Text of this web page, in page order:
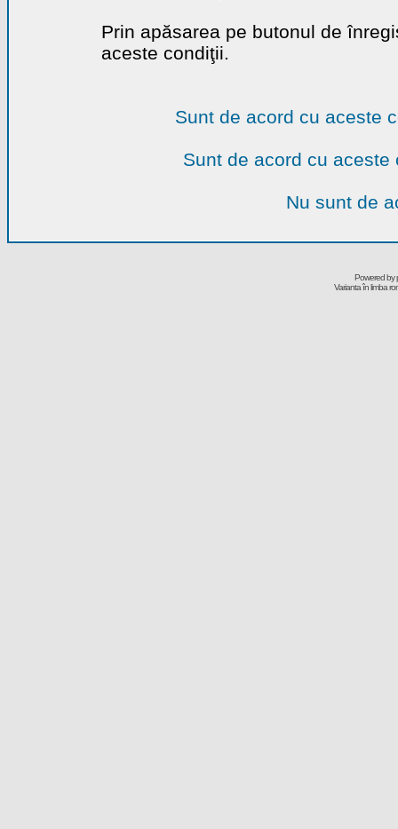
Prin apăsarea pe butonul de
aceste condiţii.
Sunt de acord cu aceste
Sunt de acord cu
Nu sunt de
Powered by
Varianta în limba